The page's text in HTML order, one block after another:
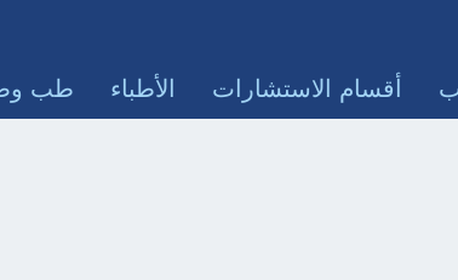
أقسام الاستشارات الأطباء طب